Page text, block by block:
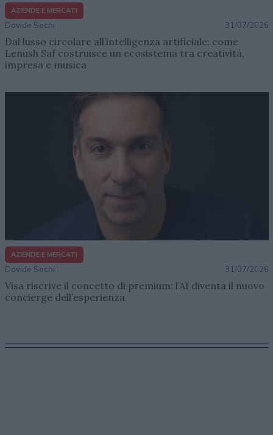
AZIENDE E MERCATI
Davide Sechi 31/07/2026
Dal lusso circolare all’intelligenza artificiale: come
Lenush Saf costruisce un ecosistema tra creatività,
impresa e musica
AZIENDE E MERCATI
Davide Sechi 31/07/2026
Visa riscrive il concetto di premium: l’AI diventa il nuovo
concierge dell’esperienza